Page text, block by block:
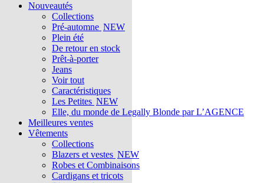
Nouveautés
Collections
Pré-automne NEW
Plein été
De retour en stock
Prêt-à-porter
Jeans
Voir tout
Caractéristiques
Les Petites NEW
Elle, du monde de Legally Blonde par L’AGENCE
Meilleures ventes
Vêtements
Collections
Blazers et vestes NEW
Robes et Combinaisons
Cardigans et tricots